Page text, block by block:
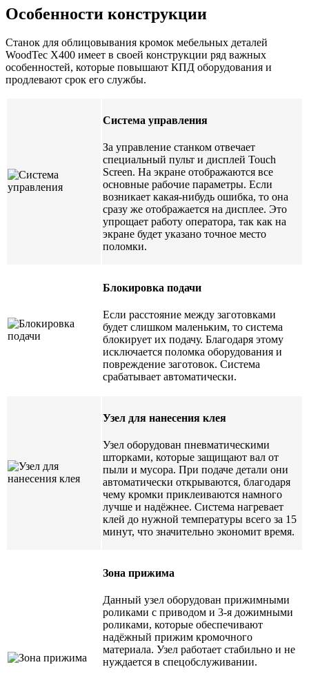
Особенности конструкции
Станок для облицовывания кромок мебельных деталей
WoodTec X400 имеет в своей конструкции ряд важных
особенностей, которые повышают КПД оборудования и
продлевают срок его службы.
Система управления
За управление станком отвечает
специальный пульт и дисплей Touch
Screen. На экране отображаются все
основные рабочие параметры. Если
возникает какая-нибудь ошибка, то она
сразу же отображается на дисплее. Это
упрощает работу оператора, так как на
экране будет указано точное место
поломки.
Блокировка подачи
Если расстояние между заготовками
будет слишком маленьким, то система
блокирует их подачу. Благодаря этому
исключается поломка оборудования и
повреждение заготовок. Система
срабатывает автоматически.
Узел для нанесения клея
Узел оборудован пневматическими
шторками, которые защищают вал от
пыли и мусора. При подаче детали они
автоматически открываются, благодаря
чему кромки приклеиваются намного
лучше и надёжнее. Система нагревает
клей до нужной температуры всего за 15
минут, что значительно экономит время.
Зона прижима
Данный узел оборудован прижимными
роликами с приводом и 3-я дожимными
роликами, которые обеспечивают
надёжный прижим кромочного
материала. Узел работает стабильно и не
нуждается в спецобслуживании.